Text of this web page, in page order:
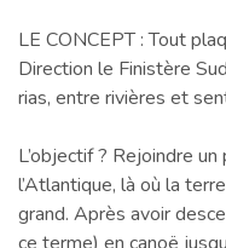
LE CONCEPT : Tout
Direction le Finistère
rias, entre rivières et
L’objectif ? Rejoindre
l’Atlantique, là où la
grand. Après avoir